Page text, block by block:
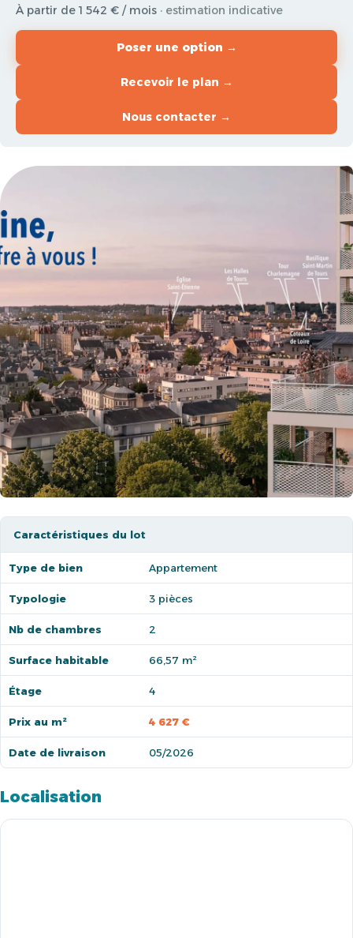
À partir de 1 542 € / mois · estimation indicative
Poser une option →
Recevoir le plan →
Nous contacter →
Caractéristiques du lot
Type de bien Appartement
Typologie 3 pièces
Nb de chambres 2
Surface habitable 66,57 m²
Étage 4
Prix au m² 4 627 €
Date de livraison 05/2026
Localisation